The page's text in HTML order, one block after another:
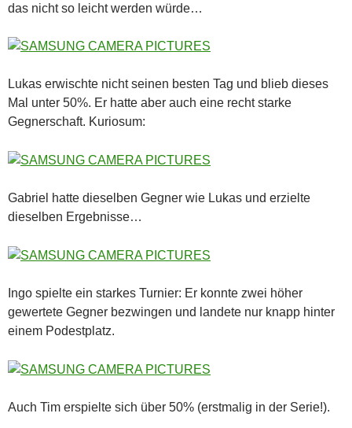
das nicht so leicht werden würde…
Lukas erwischte nicht seinen besten Tag und blieb dieses
Mal unter 50%. Er hatte aber auch eine recht starke
Gegnerschaft. Kuriosum:
Gabriel hatte dieselben Gegner wie Lukas und erzielte
dieselben Ergebnisse…
Ingo spielte ein starkes Turnier: Er konnte zwei höher
gewertete Gegner bezwingen und landete nur knapp hinter
einem Podestplatz.
Auch Tim erspielte sich über 50% (erstmalig in der Serie!).